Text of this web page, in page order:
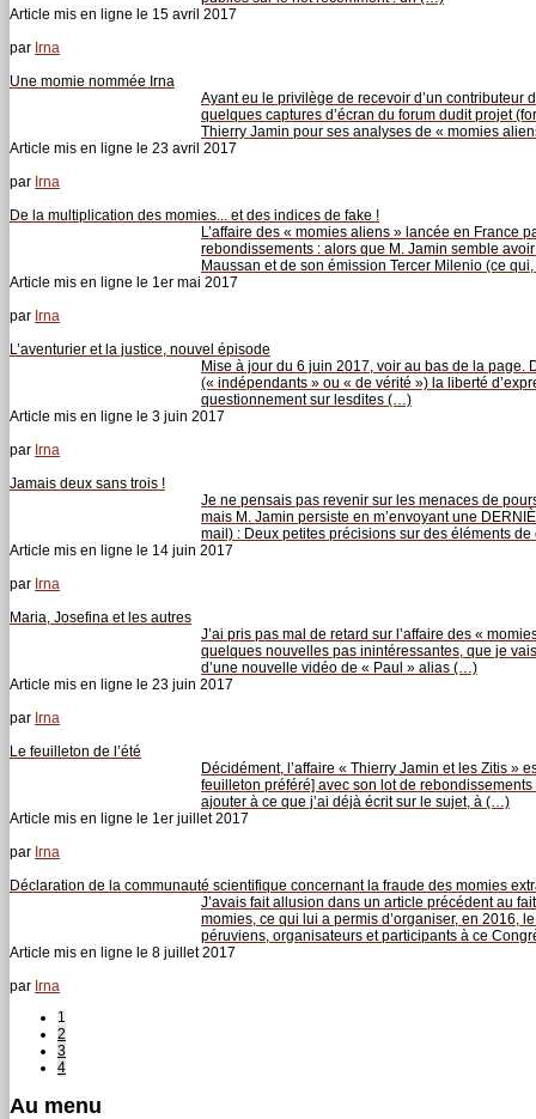
Article mis en ligne le 15 avril 2017
par Irna
Une momie nommée Irna
Ayant eu le privilège de recevoir d’un contributeur
quelques captures d’écran du forum dudit projet
Thierry Jamin pour ses analyses de « momies
Article mis en ligne le 23 avril 2017
par Irna
De la multiplication des momies... et des indices de fake !
L’affaire des « momies aliens » lancée en France
rebondissements : alors que M. Jamin semble
Maussan et de son émission Tercer Milenio (ce
Article mis en ligne le 1er mai 2017
par Irna
L’aventurier et la justice, nouvel épisode
Mise à jour du 6 juin 2017, voir au bas de la page.
(« indépendants » ou « de vérité ») la liberté
questionnement sur lesdites (…)
Article mis en ligne le 3 juin 2017
par Irna
Jamais deux sans trois !
Je ne pensais pas revenir sur les menaces de
mais M. Jamin persiste en m’envoyant une
mail) : Deux petites précisions sur des éléments
Article mis en ligne le 14 juin 2017
par Irna
Maria, Josefina et les autres
J’ai pris pas mal de retard sur l’affaire des «
quelques nouvelles pas inintéressantes, que je
d’une nouvelle vidéo de « Paul » alias (…)
Article mis en ligne le 23 juin 2017
par Irna
Le feuilleton de l’été
Décidément, l’affaire « Thierry Jamin et les Zitis »
feuilleton préféré] avec son lot de
ajouter à ce que j’ai déjà écrit sur le sujet, à (…)
Article mis en ligne le 1er juillet 2017
par Irna
Déclaration de la communauté scientifique concernant la fraude des momies
J’avais fait allusion dans un article précédent au
momies, ce qui lui a permis d’organiser, en 2016,
péruviens, organisateurs et participants à ce
Article mis en ligne le 8 juillet 2017
par Irna
1
2
3
4
Au menu